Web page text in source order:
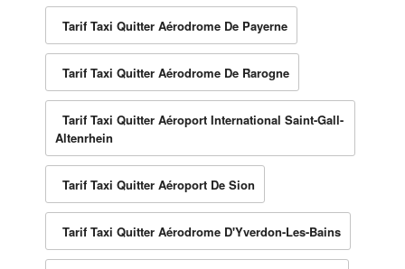
Tarif Taxi Quitter Aérodrome De Payerne
Tarif Taxi Quitter Aérodrome De Rarogne
Tarif Taxi Quitter Aéroport International Saint-Gall-
Altenrhein
Tarif Taxi Quitter Aéroport De Sion
Tarif Taxi Quitter Aérodrome D'Yverdon-Les-Bains